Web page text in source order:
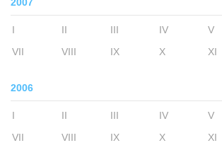
I II III IV V
VII
VIII IX X XI
2006
I II III IV V
VII
VIII IX X XI